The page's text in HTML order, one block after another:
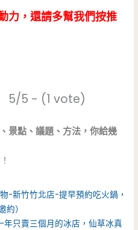
力，還請多幫我們按推
5/5 - (1 vote)
景點、議題、方法，你給幾
-新竹竹北店-提早預約吃火鍋，
）
只賣三個月的冰店，仙草冰真